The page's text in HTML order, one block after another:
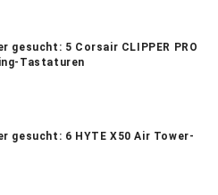
gesucht: 5 Corsair CLIPPER PRO
Tastaturen
gesucht: 6 HYTE X50 Air Tower-